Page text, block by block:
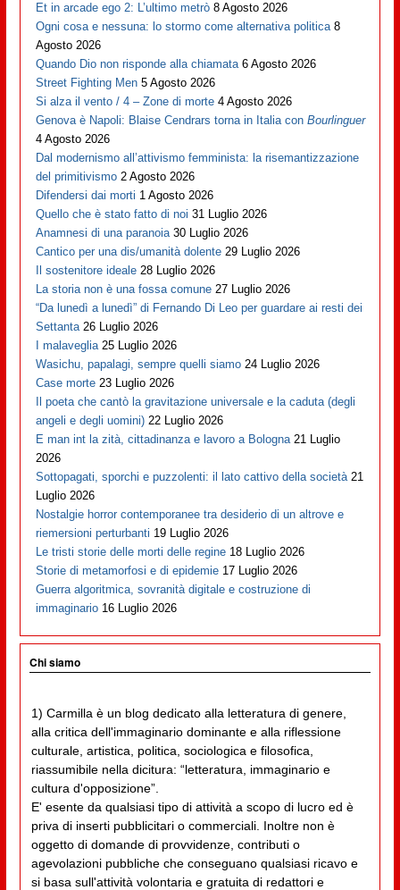
Et in arcade ego 2: L’ultimo metrò 8 Agosto 2026
Ogni cosa e nessuna: lo stormo come alternativa politica 8
Agosto 2026
Quando Dio non risponde alla chiamata 6 Agosto 2026
Street Fighting Men 5 Agosto 2026
Si alza il vento / 4 – Zone di morte 4 Agosto 2026
Genova è Napoli: Blaise Cendrars torna in Italia conBourlinguer
4 Agosto 2026
Dal modernismo all’attivismo femminista: la risemantizzazione
del primitivismo 2 Agosto 2026
Difendersi dai morti 1 Agosto 2026
Quello che è stato fatto di noi 31 Luglio 2026
Anamnesi di una paranoia 30 Luglio 2026
Cantico per una dis/umanità dolente 29 Luglio 2026
Il sostenitore ideale 28 Luglio 2026
La storia non è una fossa comune 27 Luglio 2026
“Da lunedì a lunedì” di Fernando Di Leo per guardare ai resti dei
Settanta 26 Luglio 2026
I malaveglia 25 Luglio 2026
Wasichu, papalagi, sempre quelli siamo 24 Luglio 2026
Case morte 23 Luglio 2026
Il poeta che cantò la gravitazione universale e la caduta (degli
angeli e degli uomini) 22 Luglio 2026
E man int la zità, cittadinanza e lavoro a Bologna 21 Luglio
2026
Sottopagati, sporchi e puzzolenti: il lato cattivo della società 21
Luglio 2026
Nostalgie horror contemporanee tra desiderio di un altrove e
riemersioni perturbanti 19 Luglio 2026
Le tristi storie delle morti delle regine 18 Luglio 2026
Storie di metamorfosi e di epidemie 17 Luglio 2026
Guerra algoritmica, sovranità digitale e costruzione di
immaginario 16 Luglio 2026
Chi siamo
1) Carmilla è un blog dedicato alla letteratura di genere,
alla critica dell'immaginario dominante e alla riflessione
culturale, artistica, politica, sociologica e filosofica,
riassumibile nella dicitura: “letteratura, immaginario e
cultura d'opposizione”.
E' esente da qualsiasi tipo di attività a scopo di lucro ed è
priva di inserti pubblicitari o commerciali. Inoltre non è
oggetto di domande di provvidenze, contributi o
agevolazioni pubbliche che conseguano qualsiasi ricavo e
si basa sull'attività volontaria e gratuita di redattori e